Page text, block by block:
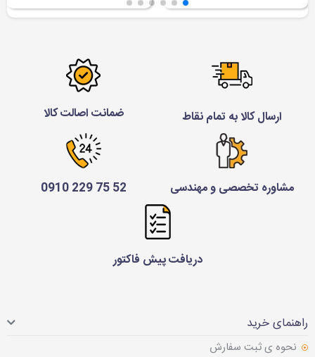
ارسال کالا به تمام نقاط ضمانت اصالت کالا
مشاوره تخصصی و مهندسی 52 75 229 0910
دریافت پیش فاکتور
راهنمای خرید
نحوه ی ثبت سفارش